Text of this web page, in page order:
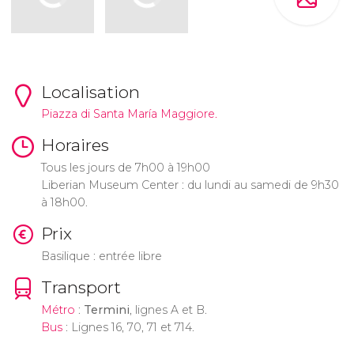
Localisation
Piazza di Santa María Maggiore.
Horaires
Tous les jours de 7h00 à 19h00
Liberian Museum Center : du lundi au samedi de 9h30
à 18h00.
Prix
Basilique : entrée libre
Transport
Métro : Termini, lignes A et B.
Bus: Lignes 16, 70, 71 et 714.